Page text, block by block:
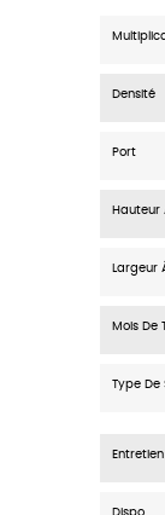
Densité
Port
Hauteur
Largeur
Mois De
Type De
Entretien
Dispo